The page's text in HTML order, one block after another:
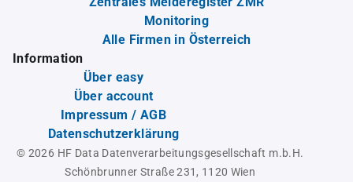
Monitoring
Alle Firmen in Österreich
Information
Über easy
Über account
Impressum / AGB
Datenschutzerklärung
© 2026 HF Data Datenverarbeitungsgesellschaft m.b.H.
Schönbrunner Straße 231, 1120 Wien